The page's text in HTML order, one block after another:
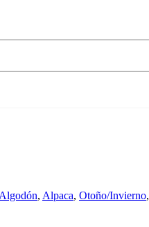
Algodón, Alpaca, Otoño/Invierno,